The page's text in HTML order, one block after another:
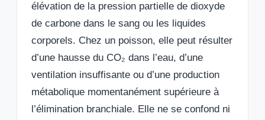
élévation de la pression partielle de dioxyde
de carbone dans le sang ou les liquides
corporels. Chez un poisson, elle peut résulter
d’une hausse du CO₂ dans l’eau, d’une
ventilation insuffisante ou d’une production
métabolique momentanément supérieure à
l’élimination branchiale. Elle ne se confond ni